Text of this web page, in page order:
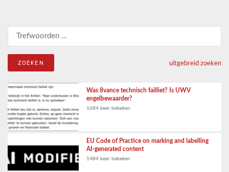
Zoeken naar:
uitgebreid zoeken
Was 8vance technisch failliet? Is UWV
engelbewaarder?
1684 keer bekeken
EU Code of Practice on marking and labelling
AI-generated content
1484 keer bekeken